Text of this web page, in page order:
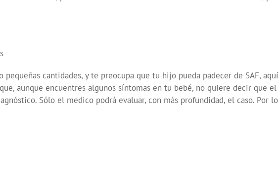
cantidades, y te preocupa que tu hijo pueda padecer de SAF,
aunque encuentres algunos síntomas en tu bebé, no quiere decir que
Sólo el medico podrá evaluar, con más profundidad, el caso. Por